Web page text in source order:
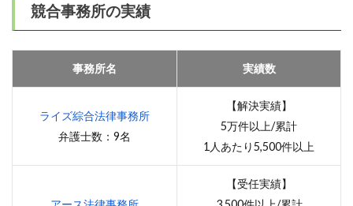
競合事務所の実績
事務所名 実績数
ライズ綜合法律事務所
弁護士数：9名
【解決実績】
5万件以上/累計
1人あたり5,500件以上
【受任実績】